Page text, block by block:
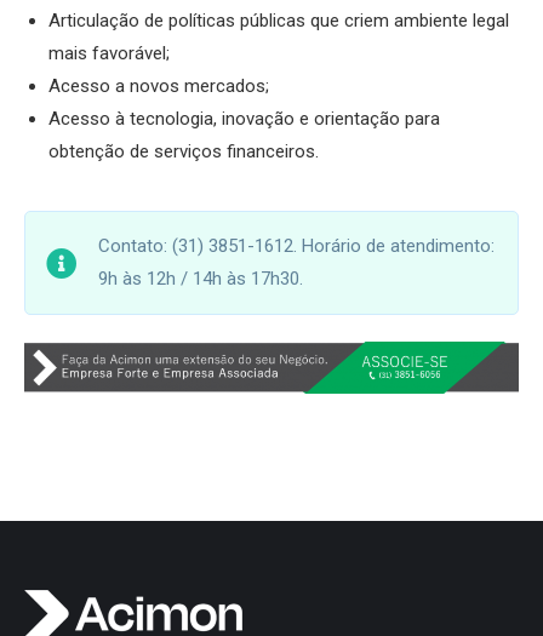
Articulação de políticas públicas que criem ambiente legal
mais favorável;
Acesso a novos mercados;
Acesso à tecnologia, inovação e orientação para
obtenção de serviços financeiros.
Contato: (31) 3851-1612. Horário de atendimento:
9h às 12h / 14h às 17h30.